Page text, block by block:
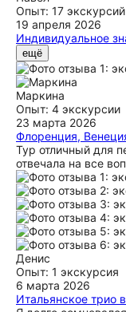
Опыт: 17 экскурсий
19 апреля 2026
Индивидуальное
Очень понравился
рекомендую. Узнал
ещё
Маркина
Опыт: 4 экскурсии
23 марта 2026
Флоренция,
Тур отличный для
отвечала на все
Денис
Опыт: 1 экскурсия
6 марта 2026
Итальянское трио